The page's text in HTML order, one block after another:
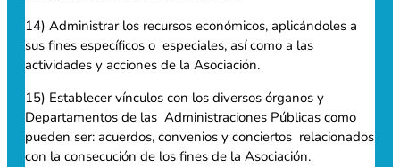
14) Administrar los recursos económicos, aplicándoles a
sus fines específicos o especiales, así como a las
actividades y acciones de la Asociación.
15) Establecer vínculos con los diversos órganos y
Departamentos de las Administraciones Públicas como
pueden ser: acuerdos, convenios y conciertos relacionados
con la consecución de los fines de la Asociación.